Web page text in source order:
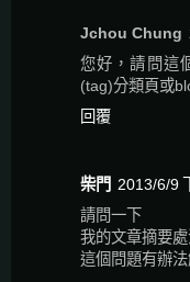
Jchou Chung
您好，請問這
(tag)分類頁或
回覆
柴門 2013/6/9
請問一下
我的文章摘要
這個問題有辦